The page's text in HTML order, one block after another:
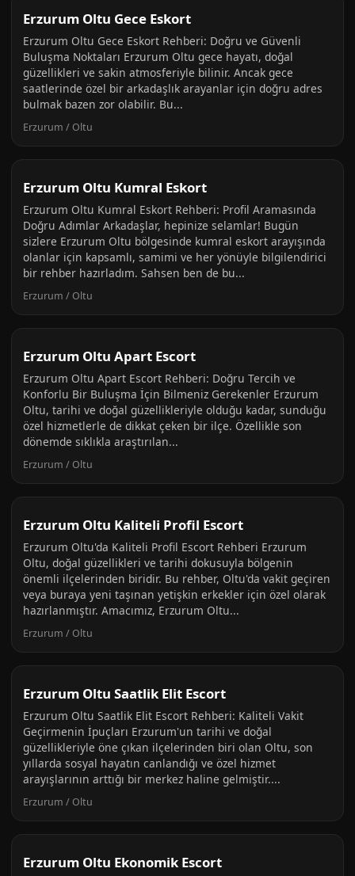
Erzurum Oltu Gece Eskort
Erzurum Oltu Gece Eskort Rehberi: Doğru ve Güvenli
Buluşma Noktaları Erzurum Oltu gece hayatı, doğal
güzellikleri ve sakin atmosferiyle bilinir. Ancak gece
saatlerinde özel bir arkadaşlık arayanlar için doğru adres
bulmak bazen zor olabilir. Bu...
Erzurum / Oltu
Erzurum Oltu Kumral Eskort
Erzurum Oltu Kumral Eskort Rehberi: Profil Aramasında
Doğru Adımlar Arkadaşlar, hepinize selamlar! Bugün
sizlere Erzurum Oltu bölgesinde kumral eskort arayışında
olanlar için kapsamlı, samimi ve her yönüyle bilgilendirici
bir rehber hazırladım. Sahsen ben de bu...
Erzurum / Oltu
Erzurum Oltu Apart Escort
Erzurum Oltu Apart Escort Rehberi: Doğru Tercih ve
Konforlu Bir Buluşma İçin Bilmeniz Gerekenler Erzurum
Oltu, tarihi ve doğal güzellikleriyle olduğu kadar, sunduğu
özel hizmetlerle de dikkat çeken bir ilçe. Özellikle son
dönemde sıklıkla araştırılan...
Erzurum / Oltu
Erzurum Oltu Kaliteli Profil Escort
Erzurum Oltu'da Kaliteli Profil Escort Rehberi Erzurum
Oltu, doğal güzellikleri ve tarihi dokusuyla bölgenin
önemli ilçelerinden biridir. Bu rehber, Oltu'da vakit geçiren
veya buraya yeni taşınan yetişkin erkekler için özel olarak
hazırlanmıştır. Amacımız, Erzurum Oltu...
Erzurum / Oltu
Erzurum Oltu Saatlik Elit Escort
Erzurum Oltu Saatlik Elit Escort Rehberi: Kaliteli Vakit
Geçirmenin İpuçları Erzurum'un tarihi ve doğal
güzellikleriyle öne çıkan ilçelerinden biri olan Oltu, son
yıllarda sosyal hayatın canlandığı ve özel hizmet
arayışlarının arttığı bir merkez haline gelmiştir....
Erzurum / Oltu
Erzurum Oltu Ekonomik Escort